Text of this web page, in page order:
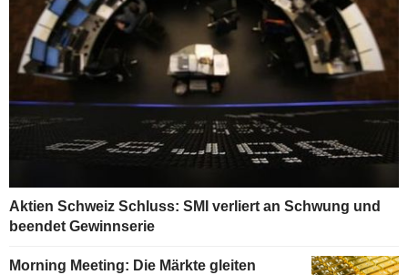
Aktien Schweiz Schluss: SMI verliert an Schwung und
beendet Gewinnserie
Morning Meeting: Die Märkte gleiten